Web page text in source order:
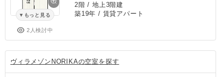
もっと見る
2人検討中
2階 / 地上3階建
築19年 / 賃貸アパート
ヴィラメゾンNORIKAの空室を探す